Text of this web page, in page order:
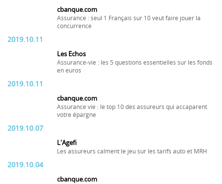
cbanque.com
Assurance : seul 1 Français sur 10 veut faire jouer la
concurrence
2019.10.11
Les Echos
Assurance-vie : les 5 questions essentielles sur les fonds
en euros
2019.10.11
cbanque.com
Assurance vie : le top 10 des assureurs qui accaparent
votre épargne
2019.10.07
L'Agefi
Les assureurs calment le jeu sur les tarifs auto et MRH
2019.10.04
cbanque.com